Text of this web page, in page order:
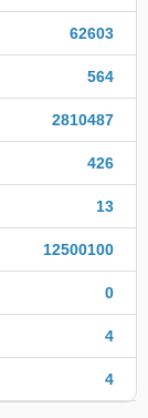
62603
564
2810487
426
13
12500100
0
4
4